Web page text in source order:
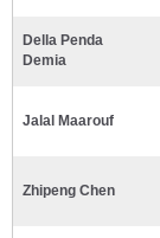
Della Penda
Demia
Jalal Maarouf
Zhipeng Chen